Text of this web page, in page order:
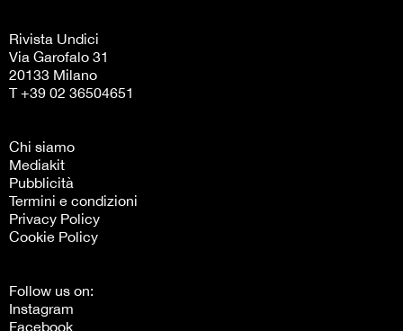
Rivista Undici
Via Garofalo 31
20133 Milano
T +39 02 36504651
Chi siamo
Mediakit
Pubblicità
Termini e condizioni
Privacy Policy
Cookie Policy
Follow us on:
Instagram
Facebook